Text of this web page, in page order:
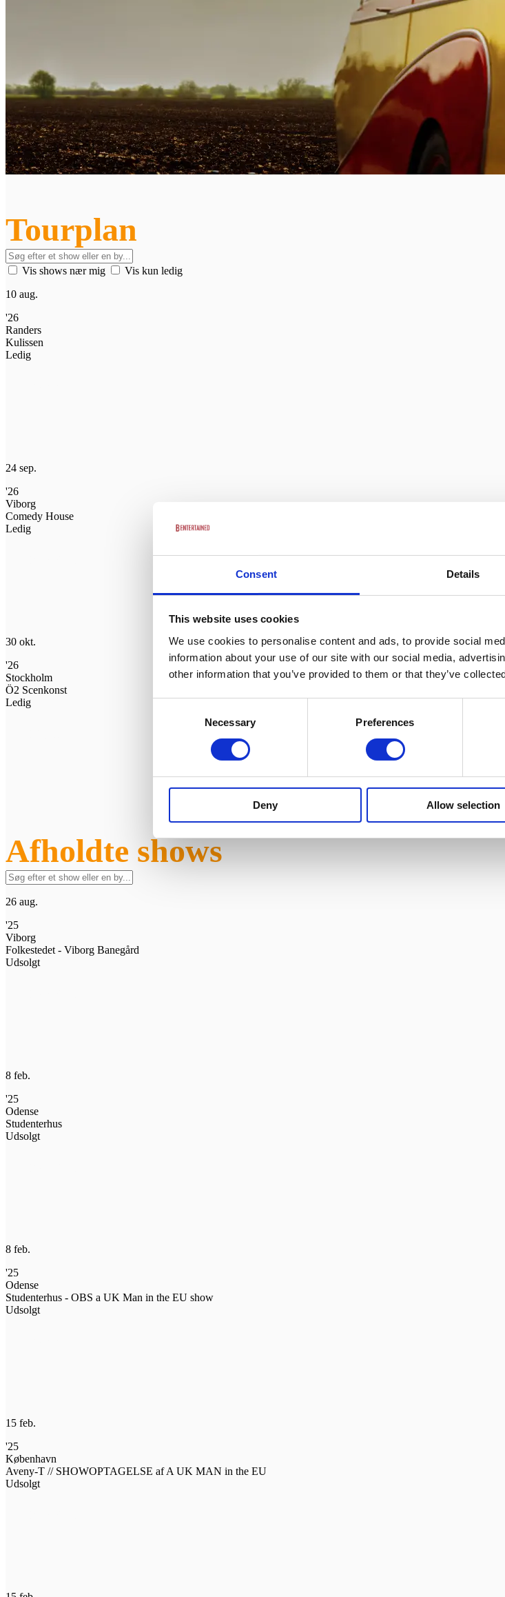
Consent Details
This website uses cookies
We use cookies to personalise content and ads, to provide social
information about your use of our site with our social media,
other information that you’ve provided to them or that they’ve
Necessary Preferences
Deny Allow selection
Tourplan
Vis shows nær mig
Vis kun ledig
10 aug.
'26
Randers
Kulissen
Ledig
24 sep.
'26
Viborg
Comedy House
Ledig
30 okt.
'26
Stockholm
Ö2 Scenkonst
Ledig
Afholdte shows
26 aug.
'25
Viborg
Folkestedet - Viborg Banegård
Udsolgt
8 feb.
'25
Odense
Studenterhus
Udsolgt
8 feb.
'25
Odense
Studenterhus - OBS a UK Man in the EU show
Udsolgt
15 feb.
'25
København
Aveny-T // SHOWOPTAGELSE af A UK MAN in the EU
Udsolgt